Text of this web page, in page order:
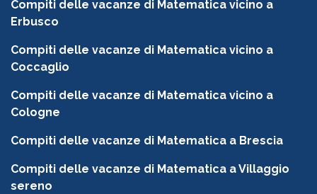
Compiti delle vacanze di Matematica vicino a
Erbusco
Compiti delle vacanze di Matematica vicino a
Coccaglio
Compiti delle vacanze di Matematica vicino a
Cologne
Compiti delle vacanze di Matematica a Brescia
Compiti delle vacanze di Matematica a Villaggio
sereno